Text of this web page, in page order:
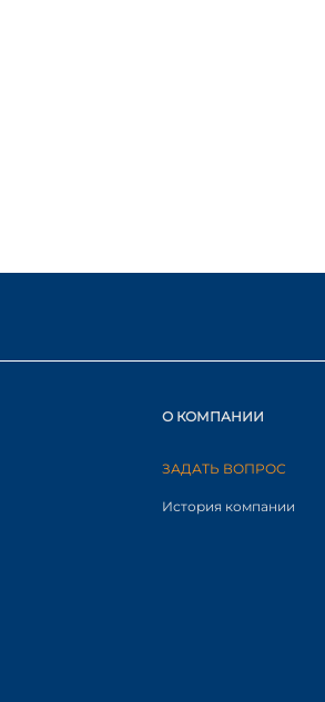
О КОМПАНИИ
ЗАДАТЬ ВОПРОС
История компании